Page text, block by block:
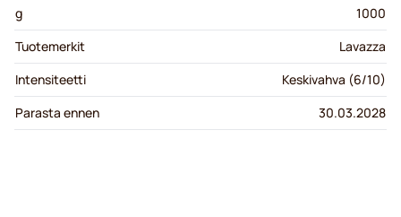
g
1000
Tuotemerkit
Lavazza
Intensiteetti
Keskivahva (6/10)
Parasta ennen
30.03.2028